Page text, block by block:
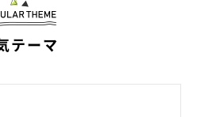
いる姿を見ると嬉しい気持ちにな
テーマ